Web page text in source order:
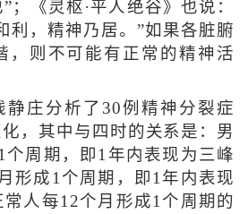
；《灵枢·平人绝谷》也说：
利，精神乃居。”如果各脏腑
，则不可能有正常的精神活
庄分析了30例精神分裂症
，其中与四时的关系是：男
个周期，即1年内表现为三峰
形成1个周期，即1年内表现
人每12个月形成1个周期的